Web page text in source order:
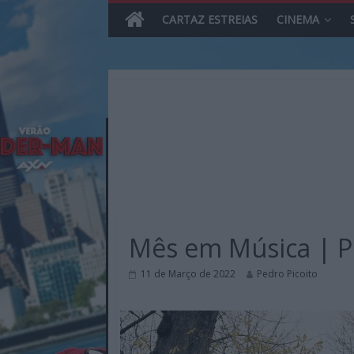
content
Reviews
Previews
sobre
CARTAZ ESTREIAS CINEMA
Mês em Música |
11 de Março de 2022 Pedro Picoito